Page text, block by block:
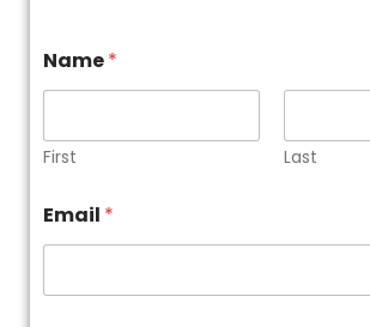
Name*
First Last
Email *